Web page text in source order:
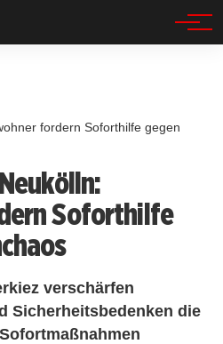
fordern Soforthilfe gegen
Soforthilfe
verschärfen
Sicherheitsbedenken die